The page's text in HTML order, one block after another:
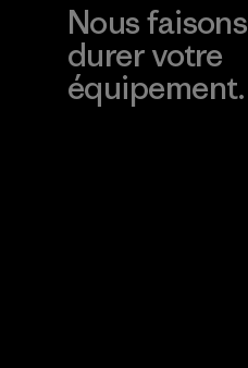
Nous faisons
durer votre
équipement.